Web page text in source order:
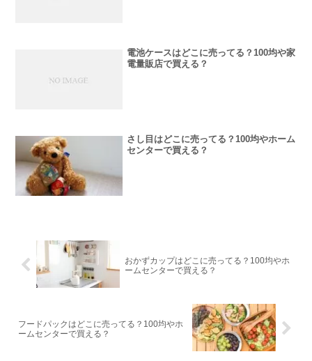
電池ケースはどこに売ってる？100均や家
電量販店で買える？
さし目はどこに売ってる？100均やホーム
センターで買える？
おかずカップはどこに売ってる？100均やホ
ームセンターで買える？
フードパックはどこに売ってる？100均やホ
ームセンターで買える？